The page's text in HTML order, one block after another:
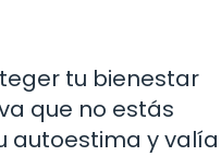
tu bienestar
que no estás
autoestima y valía